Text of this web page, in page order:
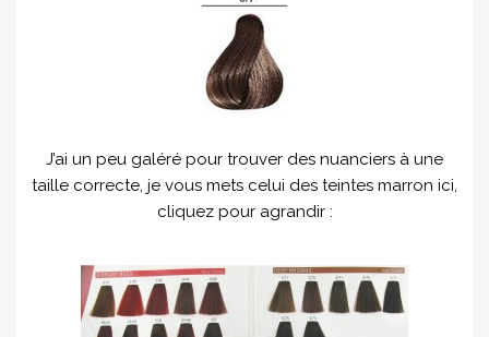
J’ai un peu galéré pour trouver des nuanciers à une
taille correcte, je vous mets celui des teintes marron ici,
cliquez pour agrandir :